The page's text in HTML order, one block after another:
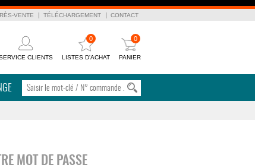
VENTE TÉLÉCHARGEMENT CONTACT
CLIENTS
0
LISTES D'ACHAT
0
PANIER
MOT DE PASSE